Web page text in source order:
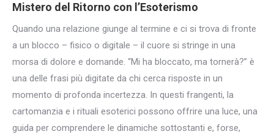
Mistero del Ritorno con l’Esoterismo
Quando una relazione giunge al termine e ci si trova di fronte
a un blocco – fisico o digitale – il cuore si stringe in una
morsa di dolore e domande. “Mi ha bloccato, ma tornerà?” è
una delle frasi più digitate da chi cerca risposte in un
momento di profonda incertezza. In questi frangenti, la
cartomanzia e i rituali esoterici possono offrire una luce, una
guida per comprendere le dinamiche sottostanti e, forse,